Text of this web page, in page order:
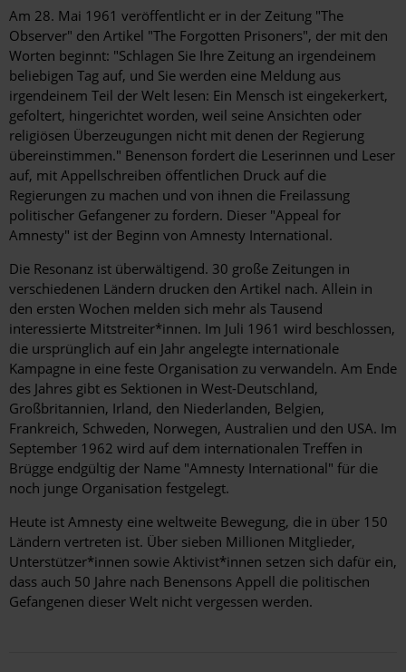
Am 28. Mai 1961 veröffentlicht er in der Zeitung "The
Observer" den Artikel "The Forgotten Prisoners", der mit den
Worten beginnt: "Schlagen Sie Ihre Zeitung an irgendeinem
beliebigen Tag auf, und Sie werden eine Meldung aus
irgendeinem Teil der Welt lesen: Ein Mensch ist eingekerkert,
gefoltert, hingerichtet worden, weil seine Ansichten oder
religiösen Überzeugungen nicht mit denen der Regierung
übereinstimmen." Benenson fordert die Leserinnen und Leser
auf, mit Appellschreiben öffentlichen Druck auf die
Regierungen zu machen und von ihnen die Freilassung
politischer Gefangener zu fordern. Dieser "Appeal for
Amnesty" ist der Beginn von Amnesty International.
Die Resonanz ist überwältigend. 30 große Zeitungen in
verschiedenen Ländern drucken den Artikel nach. Allein in
den ersten Wochen melden sich mehr als Tausend
interessierte Mitstreiter*innen. Im Juli 1961 wird beschlossen,
die ursprünglich auf ein Jahr angelegte internationale
Kampagne in eine feste Organisation zu verwandeln. Am Ende
des Jahres gibt es Sektionen in West-Deutschland,
Großbritannien, Irland, den Niederlanden, Belgien,
Frankreich, Schweden, Norwegen, Australien und den USA. Im
September 1962 wird auf dem internationalen Treffen in
Brügge endgültig der Name "Amnesty International" für die
noch junge Organisation festgelegt.
Heute ist Amnesty eine weltweite Bewegung, die in über 150
Ländern vertreten ist. Über sieben Millionen Mitglieder,
Unterstützer*innen sowie Aktivist*innen setzen sich dafür ein,
dass auch 50 Jahre nach Benensons Appell die politischen
Gefangenen dieser Welt nicht vergessen werden.